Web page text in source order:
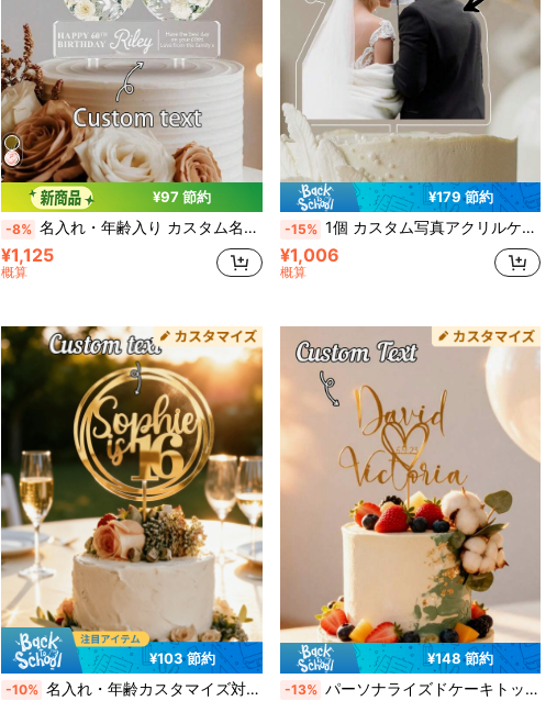
¥97 節約
-8% 名入れ・年齢入り カスタム名入れ アクリル製 フローラル 誕生日ケーキトッパー 30歳 40歳 50歳 60歳 70歳 誕生日パーティー装飾 エレガントなフローラルケーキトッパー 女性 母 妻 祖母 姉妹 親友向け 記念日デザートデコレーション 記念品 ロマンチックなパーティーギフト パーソナライズアクリル誕生日サイン カスタム誕生日ギフト フローラルパーティー用品 ホームデコレーション 記念品 ユニークなセレブレーションメモリーギフト
¥1,125
概算
¥179 節約
-15% 1個 カスタム写真アクリルケーキトッパー、パーソナライズされたデザートテーブルの装飾、パーティー用のユニークなベーキングアクセサリー、記念日、誕生日、結婚式のためのメモラブルでユニークな贈り物、パーソナライズされた写真ケーキトッパー、クリスマス、バレンタインデー、新居祝い、母の日、父の日、お母さん/お父さんへの贈り物、彼女/彼女へのお土産、彼/彼氏/夫へのお土産
¥1,006
概算
¥103 節約
-10% 名入れ・年齢カスタマイズ対応 誕生日ケーキトッパー アクリルミラー素材 13歳・16歳・21歳・30歳・40歳・50歳バースデーパーティー用 ケーキデコレーション グリッター
¥148 節約
-13% パーソナライズドケーキトッパー、カスタマイズ可能なカップル名&日付、ハート型手書きスタイル、素朴な木製&ミラーアクリルケーキデコレーション、結婚記念日、婚約、誕生日ケーキトッパー、新郎新婦カスタマイズケーキデコレーション